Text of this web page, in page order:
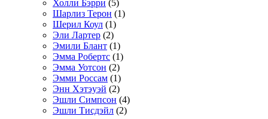
Холли Бэрри (5)
Шарлиз Терон (1)
Шерил Коул (1)
Эли Лартер (2)
Эмили Блант (1)
Эмма Робертс (1)
Эмма Уотсон (2)
Эмми Россам (1)
Энн Хэтэуэй (2)
Эшли Симпсон (4)
Эшли Тисдэйл (2)